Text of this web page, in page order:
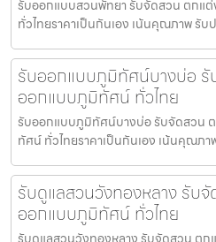
รับออกแบบสวนพัทยา รับจัดสวน ตก
ทั่วไทยราคาเป็นกันเอง เน้นคุณภาพ รั
รับออกแบบภูมิทัศน์บางบ่อ
ออกแบบภูมิทัศน์ ทั่วไทย
รับออกแบบภูมิทัศน์บางบ่อ รับจัดสวน
ทัศน์ ทั่วไทยราคาเป็นกันเอง เน้นคุณภ
รับดูแลสวนวังทองหลาง รับ
ออกแบบภูมิทัศน์ ทั่วไทย